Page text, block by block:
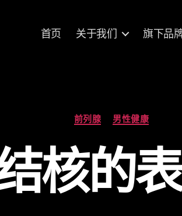
首页 关于我们 旗下品
分
类
前列腺 男性健康
核的